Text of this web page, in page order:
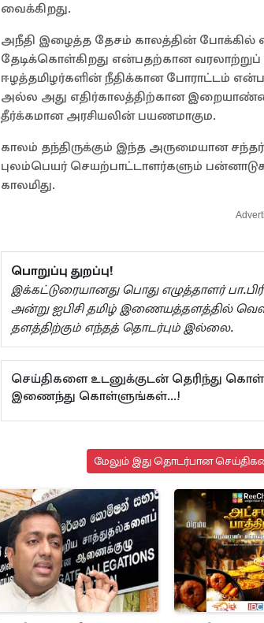
வைக்கிறது.
அநீதி இழைத்த தேசம் காலத்தின் போக்கில்
தேடிக்கொள்கிறது என்பதற்கான
ஈழத்தமிழர்களின் நீதிக்கான போராட்டம்
அல்ல அது எதிர்காலத்திற்கான
தீர்க்கமான அரசியலின் பயணமாகும.
காலம் தந்திருக்கும் இந்த அருமையான
புலம்பெயர் செயற்பாட்டாளர்களும்
காலமிது.
பொறுப்பு துறப்பு!
இக்கட்டுரையானது பொது எழுத்தாளர்
அன்று ஐபிசி தமிழ் இணையத்தளத்தில்
தளத்திற்கும் எந்தத் தொடர்பும் இல்லை.
செய்திகளை உடனுக்குடன் தெரிந்து
இணைந்து கொள்ளுங்கள்...!
மேலும் இது தொடர்பான